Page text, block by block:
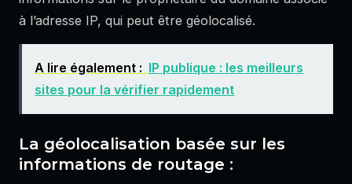
à l’adresse IP, qui peut être géolocalisé.
A lire également : IP publique : les meilleurs
sites pour la vérifier rapidement
La géolocalisation basée sur les
informations de routage :